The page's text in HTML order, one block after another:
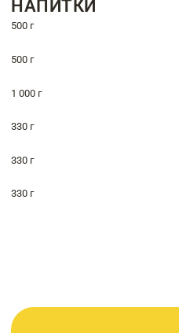
НАПИТКИ
500 г
500 г
1 000 г
330 г
330 г
330 г